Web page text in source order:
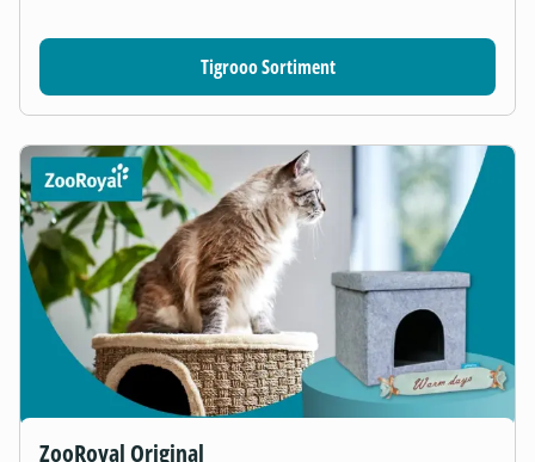
Tigrooo Sortiment
ZooRoyal Original